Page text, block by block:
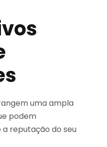
uma ampla
podem
reputação do seu